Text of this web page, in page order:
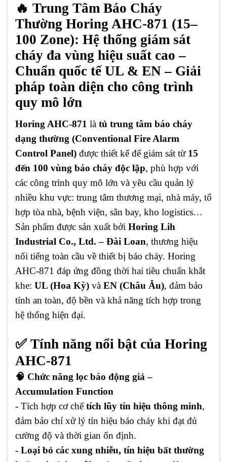
🔥 Trung Tâm Báo Cháy
Thường Horing AHC-871 (15–
100 Zone): Hệ thống giám sát
cháy đa vùng hiệu suất cao –
Chuẩn quốc tế UL & EN – Giải
pháp toàn diện cho công trình
quy mô lớn
Horing AHC-871 là tủ trung tâm báo cháy
dạng thường (Conventional Fire Alarm
Control Panel) được thiết kế để giám sát từ 15
đến 100 vùng báo cháy độc lập, phù hợp với
các công trình quy mô lớn và yêu cầu quản lý
nhiều khu vực: trung tâm thương mại, nhà máy, tổ
hợp tòa nhà, bệnh viện, sân bay, kho logistics…
Sản phẩm được sản xuất bởi Horing Lih
Industrial Co., Ltd. – Đài Loan, thương hiệu
nổi tiếng toàn cầu về thiết bị báo cháy. Horing
AHC-871 đáp ứng đồng thời hai tiêu chuẩn khắt
khe: UL (Hoa Kỳ) và EN (Châu Âu), đảm bảo
tính an toàn, độ bền và khả năng tích hợp trong
hệ thống hiện đại.
✅ Tính năng nổi bật của Horing
AHC-871
🧠 Chức năng lọc báo động giả –
Accumulation Function
- Tích hợp cơ chếtích lũy tín hiệu thông minh,
đảm bảo chỉ xử lý tín hiệu báo cháy khi đạt đủ
cường độ và thời gian ổn định.
- Loại bỏ các xung nhiễu, tín hiệu bất thường